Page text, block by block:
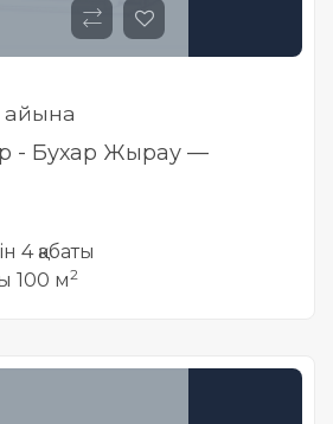
айына
- Бухар Жырау —
4 қабаты
100 м2